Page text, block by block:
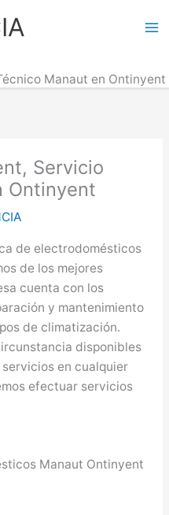
Manaut en Ontinyent
Servicio
Ontinyent
de electrodomésticos
de los mejores
cuenta con los
y mantenimiento
de climatización.
disponibles
en cualquier
efectuar servicios
Manaut Ontinyent